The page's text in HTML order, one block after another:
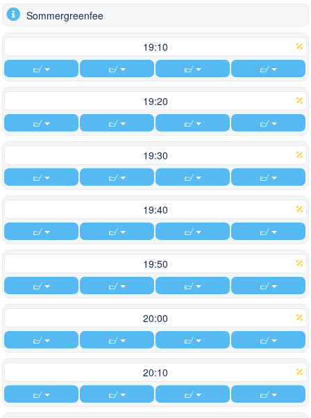
Sommergreenfee
19:10
19:20
19:30
19:40
19:50
20:00
20:10